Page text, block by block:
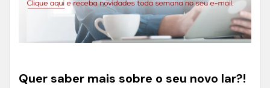
Quer saber mais sobre o seu novo lar?!